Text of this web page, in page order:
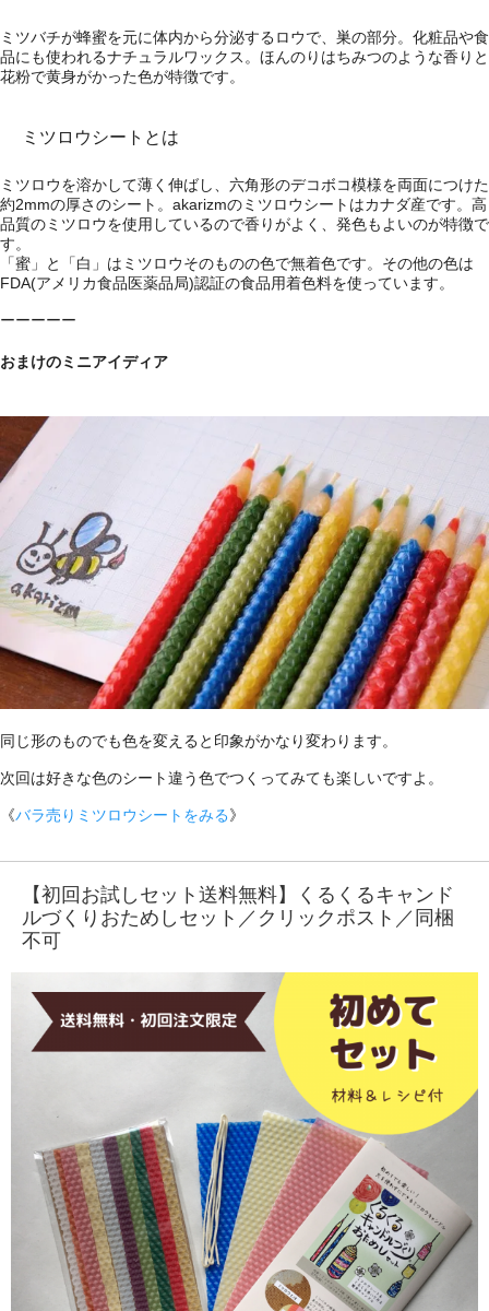
ミツバチが蜂蜜を元に体内から分泌するロウで、巣の部分。化粧品や食
品にも使われるナチュラルワックス。ほんのりはちみつのような香りと
花粉で黄身がかった色が特徴です。
ミツロウシートとは
ミツロウを溶かして薄く伸ばし、六角形のデコボコ模様を両面につけた
約2mmの厚さのシート。akarizmのミツロウシートはカナダ産です。高
品質のミツロウを使用しているので香りがよく、発色もよいのが特徴で
す。
「蜜」と「白」はミツロウそのものの色で無着色です。その他の色は
FDA(アメリカ食品医薬品局)認証の食品用着色料を使っています。
ーーーーー
おまけのミニアイディア
同じ形のものでも色を変えると印象がかなり変わります。
次回は好きな色のシート違う色でつくってみても楽しいですよ。
《バラ売りミツロウシートをみる》
【初回お試しセット送料無料】くるくるキャンド
ルづくりおためしセット／クリックポスト／同梱
不可